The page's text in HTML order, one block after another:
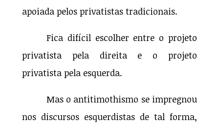
apoiada pelos privatistas tradicionais.
Fica difícil escolher entre o projeto
privatista pela direita e o projeto
privatista pela esquerda.
Mas o antitimothismo se impregnou
nos discursos esquerdistas de tal forma,